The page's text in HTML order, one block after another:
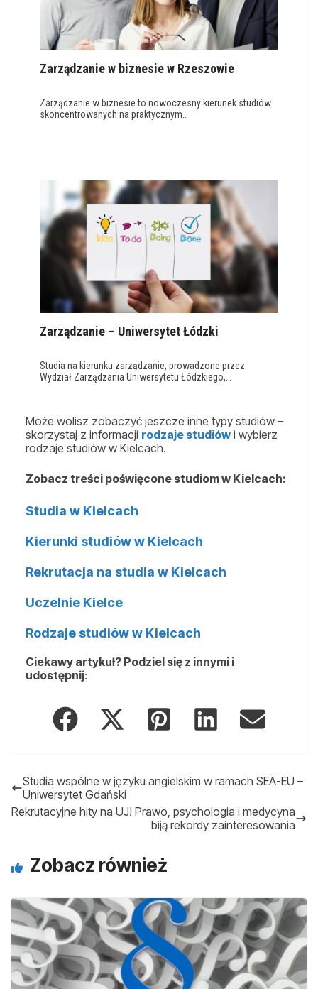
Zarządzanie w biznesie w Rzeszowie
Zarządzanie w biznesie to nowoczesny kierunek studiów
skoncentrowanych na praktycznym…
Zarządzanie – Uniwersytet Łódzki
Studia na kierunku zarządzanie, prowadzone przez
Wydział Zarządzania Uniwersytetu Łódzkiego,…
Może wolisz zobaczyć jeszcze inne typy studiów –
skorzystaj z informacji rodzaje studiów i wybierz
rodzaje studiów w Kielcach.
Zobacz treści poświęcone studiom w Kielcach:
Studia w Kielcach
Kierunki studiów w Kielcach
Rekrutacja na studia w Kielcach
Uczelnie Kielce
Rodzaje studiów w Kielcach
Ciekawy artykuł? Podziel się z innymi i
udostępnij:
Studia wspólne w języku angielskim w ramach SEA-EU –
Uniwersytet Gdański
Rekrutacyjne hity na UJ! Prawo, psychologia i medycyna
biją rekordy zainteresowania
Zobacz również